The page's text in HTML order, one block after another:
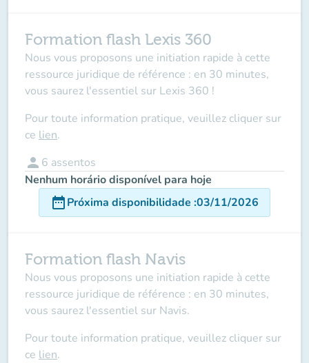
Formation flash Lexis 360
Nous vous proposons une initiation rapide à cette
ressource juridique de référence : en 30 minutes,
vous saurez l'essentiel sur Lexis 360 !
Pour toute information pratique, veuillez cliquer sur
ce lien.
person 6 assentos
Nenhum horário disponível para hoje
date_rangePróxima disponibilidade :03/11/2026
Formation flash Navis
Nous vous proposons une initiation rapide à cette
ressource juridique de référence : en 30 minutes,
vous saurez l'essentiel sur Navis.
Pour toute information pratique, veuillez cliquer sur
ce lien.